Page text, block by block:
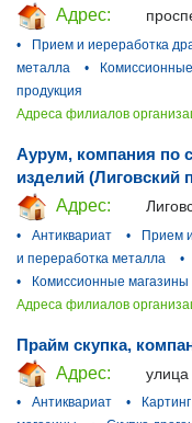
Адрес:
•
Прием и иереработка
металла
•
продукция
Адреса филиалов
Аурум, компания по
изделий (Лиговский
Адрес:
•
Антиквариат • Прием
и переработка металла
•
•
Комиссионные магазины
Адреса филиалов
Прайм скупка,
Адрес:
улица
•
Антиквариат •